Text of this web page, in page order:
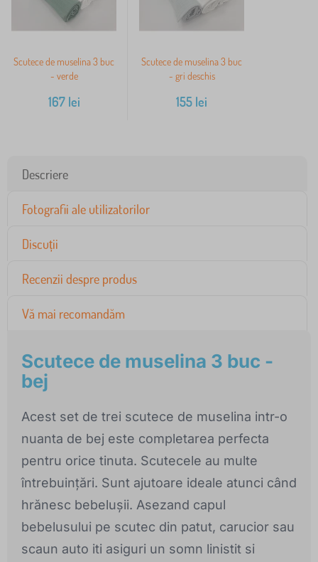
Scutece de muselina 3 buc
- verde
167lei
Scutece de muselina 3 buc
- gri deschis
155 lei
Descriere
Fotografii ale utilizatorilor
Discuții
Recenzii despre produs
Vă mai recomandăm
Scutece de muselina 3 buc -
bej
Acest set de trei scutece de muselina intr-o
nuanta de bej este completarea perfecta
pentru orice tinuta. Scutecele au multe
întrebuințări. Sunt ajutoare ideale atunci când
hrănesc bebelușii. Asezand capul
bebelusului pe scutec din patut, carucior sau
scaun auto iti asiguri un somn linistit si